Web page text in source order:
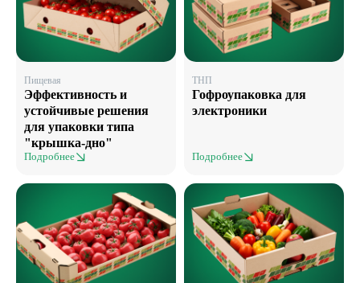
Пищевая
Эффективность и
устойчивые решения
для упаковки типа
"крышка-дно"
Подробнее
ТНП
Гофроупаковка для
электроники
Подробнее